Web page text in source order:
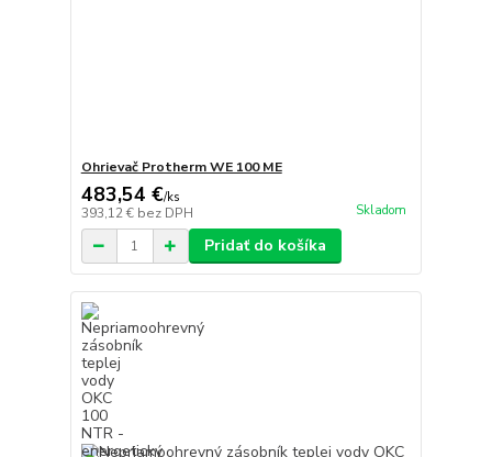
Ohrievač Protherm WE 100 ME
483,54 €/ks
393,12 € bez DPH Skladom
Pridať do košíka